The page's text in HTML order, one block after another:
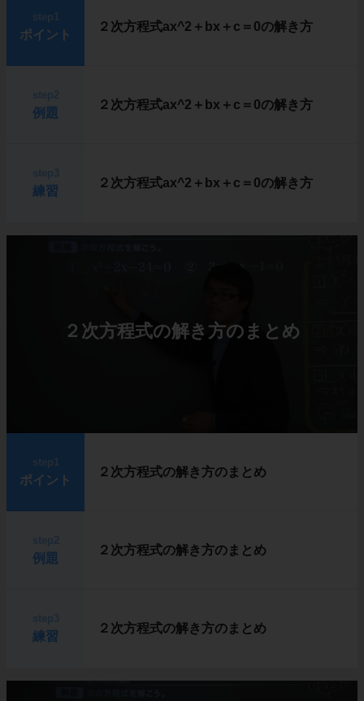
ポイント
２次方程式ax^2＋bx＋c＝0の解き方
例題
２次方程式ax^2＋bx＋c＝0の解き方
練習
２次方程式ax^2＋bx＋c＝0の解き方
２次方程式の解き方のまとめ
ポイント
２次方程式の解き方のまとめ
例題
２次方程式の解き方のまとめ
練習
２次方程式の解き方のまとめ